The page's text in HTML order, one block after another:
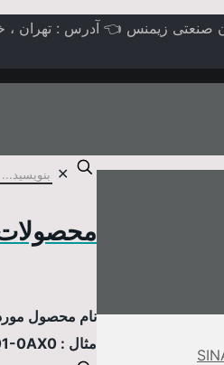
زیمنس 👈 آدرس : تهران ،
✕
نام محصول
مثال : 6AV2124-0MC01-0AX0